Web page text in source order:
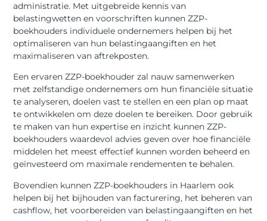
administratie. Met uitgebreide kennis van
belastingwetten en voorschriften kunnen ZZP-
boekhouders individuele ondernemers helpen bij het
optimaliseren van hun belastingaangiften en het
maximaliseren van aftrekposten.
Een ervaren ZZP-boekhouder zal nauw samenwerken
met zelfstandige ondernemers om hun financiële situatie
te analyseren, doelen vast te stellen en een plan op maat
te ontwikkelen om deze doelen te bereiken. Door gebruik
te maken van hun expertise en inzicht kunnen ZZP-
boekhouders waardevol advies geven over hoe financiële
middelen het meest effectief kunnen worden beheerd en
geïnvesteerd om maximale rendementen te behalen.
Bovendien kunnen ZZP-boekhouders in Haarlem ook
helpen bij het bijhouden van facturering, het beheren van
cashflow, het voorbereiden van belastingaangiften en het